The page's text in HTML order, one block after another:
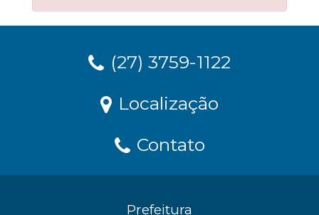
(27) 3759-1122
Localização
Contato
Prefeitura